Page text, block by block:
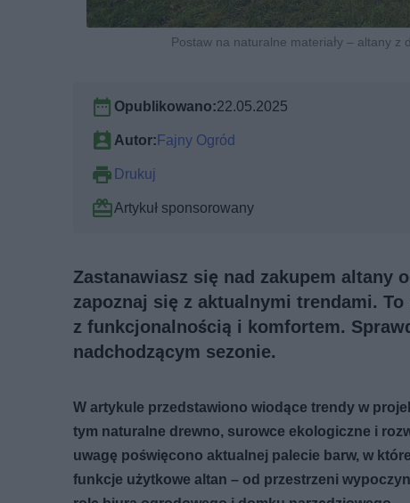
Postaw na naturalne materiały – altany
Opublikowano:22.05.2025
Autor:Fajny Ogród
Drukuj
Artykuł sponsorowany
Zastanawiasz się nad zakupem altany
zapoznaj się z aktualnymi trendami.
z funkcjonalnością i komfortem.
nadchodzącym sezonie.
W artykule przedstawiono wiodące trendy w
tym naturalne drewno, surowce ekologiczne i
uwagę poświęcono aktualnej palecie barw, w
funkcje użytkowe altan – od przestrzeni